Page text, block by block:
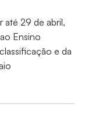
até 29 de abril,
Ensino
e da